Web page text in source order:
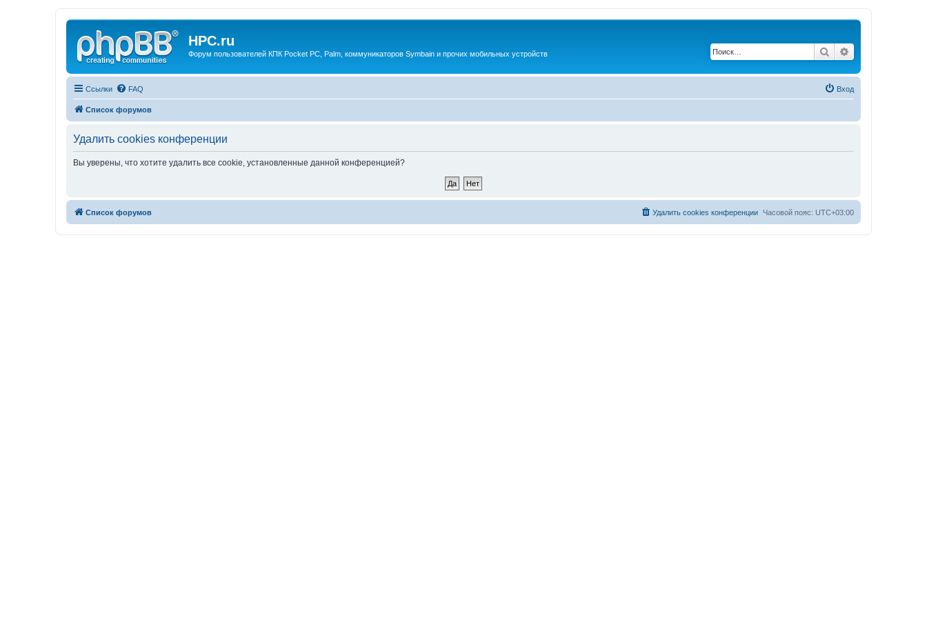
HPC.ru
Форум пользователей КПК Pocket PC, Palm, коммуникаторов Symbain и прочих мобильных устройств Поиск
Ссылки FAQ Вход
Список форумов
Удалить cookies конференции
Вы уверены, что хотите удалить все cookie, установленные данной конференцией?
Список форумов Часовой пояс: UTC+03:00
Удалить cookies конференции